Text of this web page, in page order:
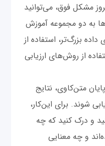
مشکل فوق، می‌توانید
به دو مجموعه آموزش
بزرگ‌تر، استفاده از
از روش‌های ارزیابی
متن‌کاوی، نتایج
شوند. برای این‌کار،
و درک کنید که چه
و چه معنایی